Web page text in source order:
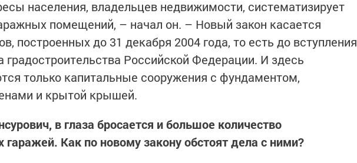
населения, владельцев недвижимости, систематизирует
помещений, – начал он. – Новый закон касается
построенных до 31 декабря 2004 года, то есть до вступления
градостроительства Российской Федерации. И здесь
только капитальные сооружения с фундаментом,
и крытой крышей.
в глаза бросается и большое количество
гаражей. Как по новому закону обстоят дела с ними?